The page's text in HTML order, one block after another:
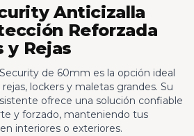
Anticizalla
Reforzada
y Rejas
de 60mm es la opción ideal
lockers y maletas grandes. Su
ofrece una solución confiable
y forzado, manteniendo tus
interiores o exteriores.